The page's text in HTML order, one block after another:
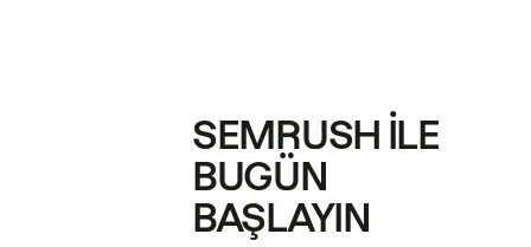
SEMRUSH ILE
BUGÜN
BAŞLAYIN